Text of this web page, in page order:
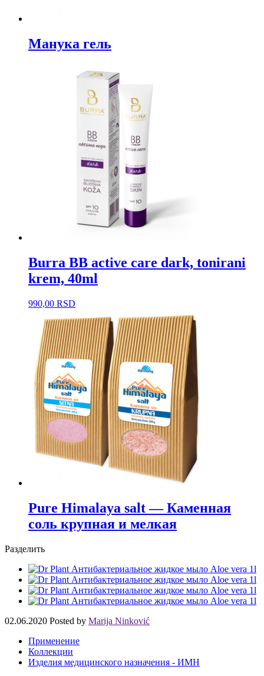
Манука гель
Burra BB active care dark, tonirani
krem, 40ml
990,00 RSD
Pure Himalaya salt — Каменная
соль крупная и мелкая
Разделить
02.06.2020 Posted by Marija Ninković
Применение
Коллекции
Изделия медицинского назначения - ИМН